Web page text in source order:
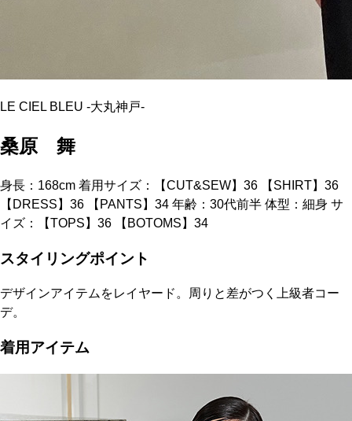
LE CIEL BLEU -大丸神戸-
桑原 舞
身長：168cm 着用サイズ：【CUT&SEW】36 【SHIRT】36
【DRESS】36 【PANTS】34 年齢：30代前半 体型：細身 サ
イズ：【TOPS】36 【BOTOMS】34
スタイリングポイント
デザインアイテムをレイヤード。周りと差がつく上級者コー
デ。
着用アイテム